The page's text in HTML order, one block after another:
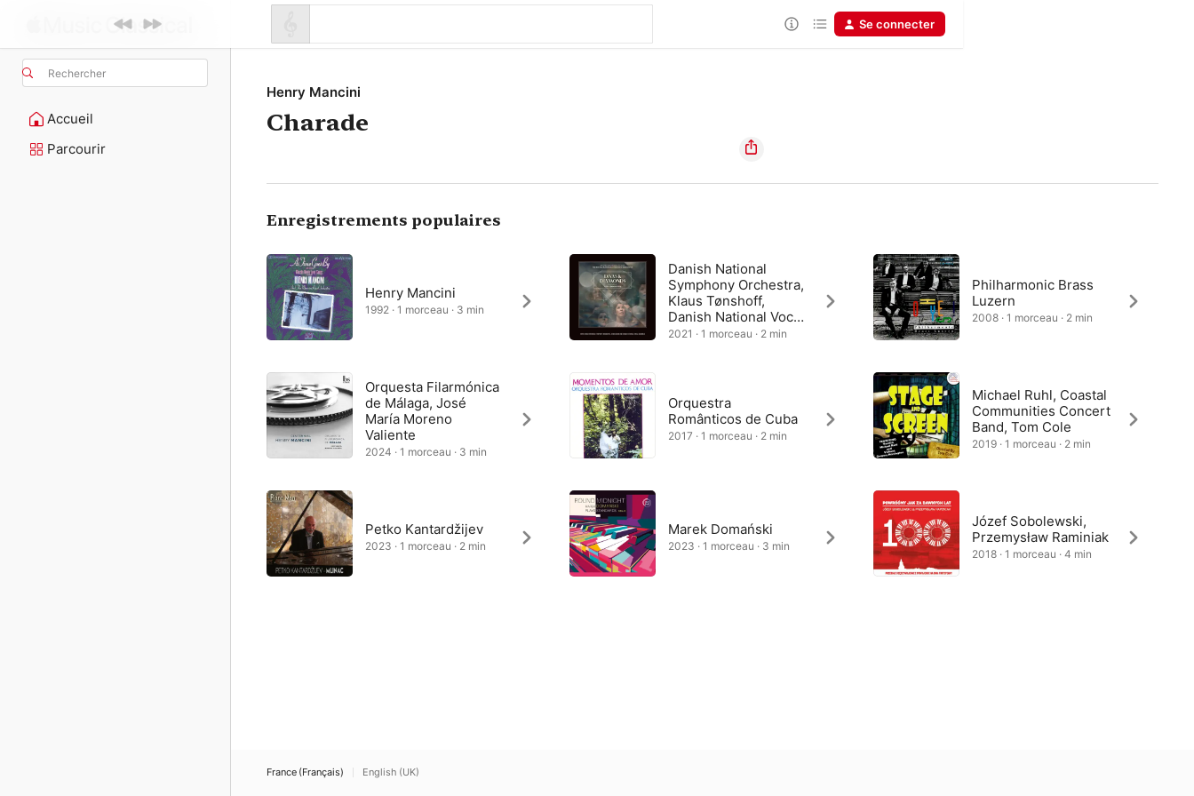
Rechercher
Accueil
Parcourir
Se connecter
Henry Mancini
Charade
Enregistrements populaires
Henry Mancini
1992 · 1 morceau · 3 min
Orquesta Filarmónica
de Málaga, José
María Moreno
Valiente
2024 · 1 morceau · 3 min
Petko Kantardžijev
2023 · 1 morceau · 2 min
Danish National
Symphony Orchestra,
Klaus Tønshoff,
Danish National Vocal
Ensemble
2021 · 1 morceau · 2 min
Orquestra
Românticos de Cuba
2017 · 1 morceau · 2 min
Marek Domański
2023 · 1 morceau · 3 min
Philharmonic Brass
Luzern
2008 · 1 morceau · 2 min
Michael Ruhl, Coastal
Communities Concert
Band, Tom Cole
2019 · 1 morceau · 2 min
Józef Sobolewski,
Przemysław Raminiak
2018 · 1 morceau · 4 min
France (Français) English (UK)